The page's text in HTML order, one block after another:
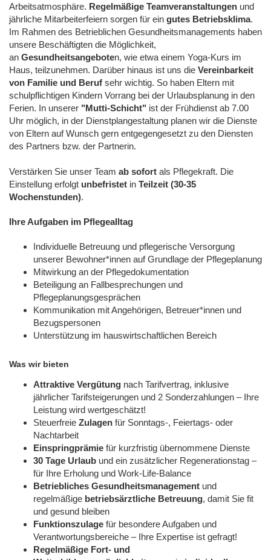
Arbeitsatmosphäre. Regelmäßige Teamveranstaltungen und
jährliche Mitarbeiterfeiern sorgen für ein gutes Betriebsklima.
Im Rahmen des Betrieblichen Gesundheitsmanagements haben
unsere Beschäftigten die Möglichkeit,
an Gesundheitsangeboten, wie etwa einem Yoga-Kurs im
Haus, teilzunehmen. Darüber hinaus ist uns die Vereinbarkeit
von Familie und Beruf sehr wichtig. So haben Eltern mit
schulpflichtigen Kindern Vorrang bei der Urlaubsplanung in den
Ferien. In unserer "Mutti-Schicht" ist der Frühdienst ab 7.00
Uhr möglich, in der Dienstplangestaltung planen wir die Dienste
von Eltern auf Wunsch gern entgegengesetzt zu den Diensten
des Partners bzw. der Partnerin.
Verstärken Sie unser Team ab sofort als Pflegekraft. Die
Einstellung erfolgt unbefristet in Teilzeit (30-35
Wochenstunden).
Ihre Aufgaben im Pflegealltag
Individuelle Betreuung und pflegerische Versorgung
unserer Bewohner*innen auf Grundlage der Pflegeplanung
Mitwirkung an der Pflegedokumentation
Beteiligung an Fallbesprechungen und
Pflegeplanungsgesprächen
Kommunikation mit Angehörigen, Betreuer*innen und
Bezugspersonen
Unterstützung im hauswirtschaftlichen Bereich
Was wir bieten
Attraktive Vergütung nach Tarifvertrag, inklusive
jährlicher Tarifsteigerungen und 2 Sonderzahlungen – Ihre
Leistung wird wertgeschätzt!
Steuerfreie Zulagen für Sonntags-, Feiertags- oder
Nachtarbeit
Einspringprämie für kurzfristig übernommene Dienste
30 Tage Urlaub und ein zusätzlicher Regenerationstag –
für Ihre Erholung und Work-Life-Balance
Betriebliches Gesundheitsmanagement und
regelmäßige betriebsärztliche Betreuung, damit Sie fit
und gesund bleiben
Funktionszulage für besondere Aufgaben und
Verantwortungsbereiche – Ihre Expertise ist gefragt!
Regelmäßige Fort- und